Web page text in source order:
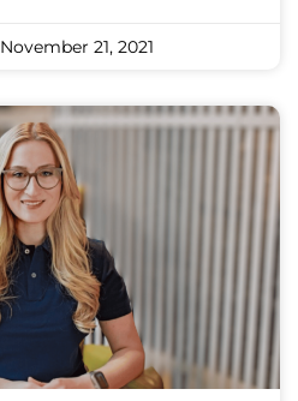
November 21, 2021